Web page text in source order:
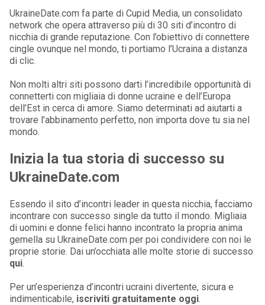
UkraineDate.com fa parte di Cupid Media, un consolidato
network che opera attraverso più di 30 siti d’incontro di
nicchia di grande reputazione. Con l’obiettivo di connettere
cingle ovunque nel mondo, ti portiamo l’Ucraina a distanza
di clic.
Non molti altri siti possono darti l’incredibile opportunità di
connetterti con migliaia di donne ucraine e dell’Europa
dell’Est in cerca di amore. Siamo determinati ad aiutarti a
trovare l’abbinamento perfetto, non importa dove tu sia nel
mondo.
Inizia la tua storia di successo su
UkraineDate.com
Essendo il sito d’incontri leader in questa nicchia, facciamo
incontrare con successo single da tutto il mondo. Migliaia
di uomini e donne felici hanno incontrato la propria anima
gemella su UkraineDate.com per poi condividere con noi le
proprie storie. Dai un’occhiata alle molte storie di successo
qui.
Per un’esperienza d’incontri ucraini divertente, sicura e
indimenticabile, iscriviti gratuitamente oggi.